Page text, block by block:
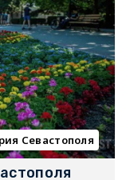
Севастополя